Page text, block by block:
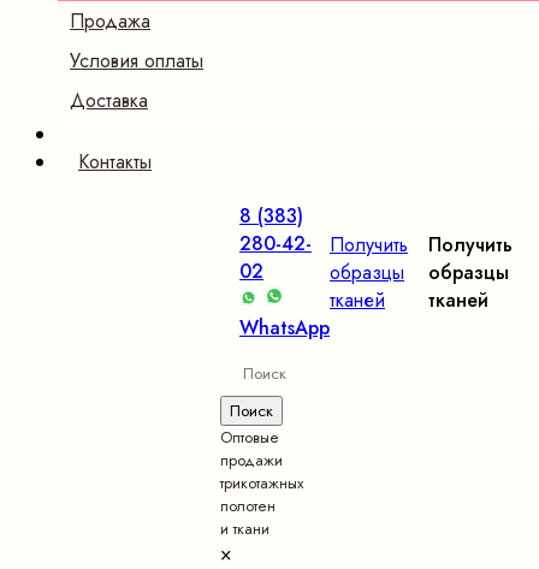
Продажа
Условия оплаты
Доставка
Контакты
8 (383)
280-42-
02
WhatsApp
Получить
образцы
тканей
Получить
образцы
тканей
Оптовые
продажи
трикотажных
полотен
и ткани
×